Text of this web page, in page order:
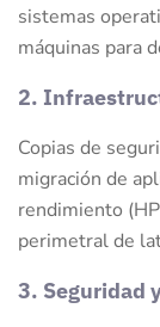
sistemas
máquinas para
2.
Copias de
migración de
rendimiento
perimetral de
3. Seguridad